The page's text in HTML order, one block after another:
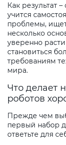
Как результат
учится
проблемы,
несколько
уверенно
становиться
требованиям
мира.
Что делает
роботов
Прежде чем
первый набор
ответьте для